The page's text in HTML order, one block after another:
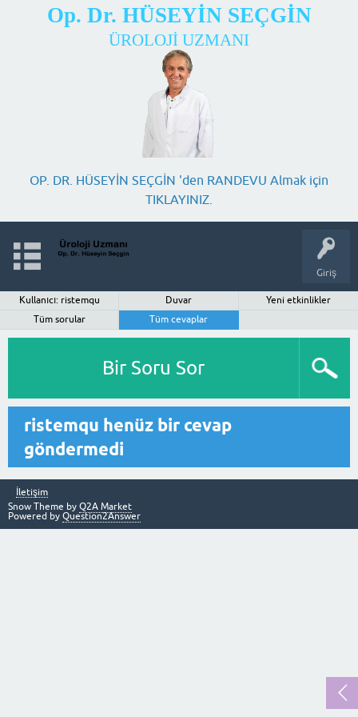
Op. Dr. HÜSEYİN SEÇGİN
ÜROLOJİ UZMANI
OP. DR. HÜSEYİN SEÇGİN 'den RANDEVU Almak için
TIKLAYINIZ.
Giriş
Kullanıcı: ristemqu Duvar
Yeni etkinlikler
Tüm sorular
Tüm cevaplar
Bir Soru Sor
ristemqu henüz bir cevap
göndermedi
İletişim
Snow Theme by Q2A Market
Powered by Question2Answer